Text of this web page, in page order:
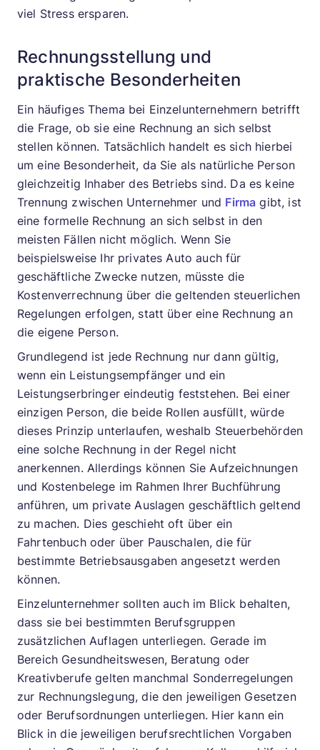
viel Stress ersparen.
Rechnungsstellung und
praktische Besonderheiten
Ein häufiges Thema bei Einzelunternehmern betrifft
die Frage, ob sie eine Rechnung an sich selbst
stellen können. Tatsächlich handelt es sich hierbei
um eine Besonderheit, da Sie als natürliche Person
gleichzeitig Inhaber des Betriebs sind. Da es keine
Trennung zwischen Unternehmer und Firma gibt, ist
eine formelle Rechnung an sich selbst in den
meisten Fällen nicht möglich. Wenn Sie
beispielsweise Ihr privates Auto auch für
geschäftliche Zwecke nutzen, müsste die
Kostenverrechnung über die geltenden steuerlichen
Regelungen erfolgen, statt über eine Rechnung an
die eigene Person.
Grundlegend ist jede Rechnung nur dann gültig,
wenn ein Leistungsempfänger und ein
Leistungserbringer eindeutig feststehen. Bei einer
einzigen Person, die beide Rollen ausfüllt, würde
dieses Prinzip unterlaufen, weshalb Steuerbehörden
eine solche Rechnung in der Regel nicht
anerkennen. Allerdings können Sie Aufzeichnungen
und Kostenbelege im Rahmen Ihrer Buchführung
anführen, um private Auslagen geschäftlich geltend
zu machen. Dies geschieht oft über ein
Fahrtenbuch oder über Pauschalen, die für
bestimmte Betriebsausgaben angesetzt werden
können.
Einzelunternehmer sollten auch im Blick behalten,
dass sie bei bestimmten Berufsgruppen
zusätzlichen Auflagen unterliegen. Gerade im
Bereich Gesundheitswesen, Beratung oder
Kreativberufe gelten manchmal Sonderregelungen
zur Rechnungslegung, die den jeweiligen Gesetzen
oder Berufsordnungen unterliegen. Hier kann ein
Blick in die jeweiligen berufsrechtlichen Vorgaben